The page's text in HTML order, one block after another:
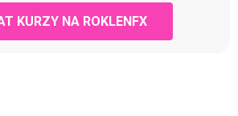
KURZY NA ROKLENFX